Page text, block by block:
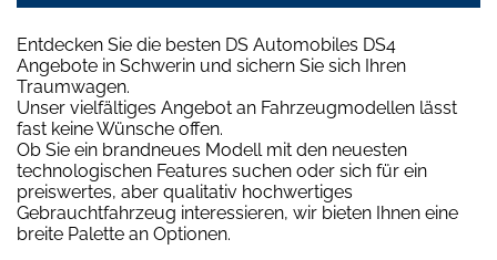
Entdecken Sie die besten DS Automobiles DS4
Angebote in Schwerin und sichern Sie sich Ihren
Traumwagen.
Unser vielfältiges Angebot an Fahrzeugmodellen lässt
fast keine Wünsche offen.
Ob Sie ein brandneues Modell mit den neuesten
technologischen Features suchen oder sich für ein
preiswertes, aber qualitativ hochwertiges
Gebrauchtfahrzeug interessieren, wir bieten Ihnen eine
breite Palette an Optionen.